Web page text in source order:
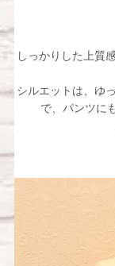
しっかりした上質
シルエットは、ゆ
で、パンツに